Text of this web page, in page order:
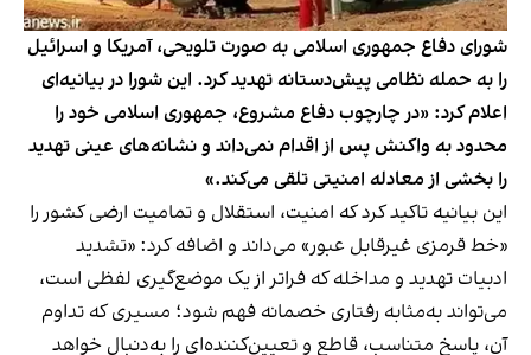
شورای دفاع جمهوری اسلامی به صورت تلویحی، آمریکا و اسرائیل
را به حمله نظامی پیش‌دستانه تهدید کرد. این شورا در بیانیه‌ای
اعلام کرد: «در چارچوب دفاع مشروع، جمهوری اسلامی خود را
محدود به واکنش پس از اقدام نمی‌داند و نشانه‌های عینی تهدید
را بخشی از معادله امنیتی تلقی می‌کند.»
این بیانیه تاکید کرد که امنیت، استقلال و تمامیت ارضی کشور را
«خط قرمزی غیرقابل عبور» می‌داند و اضافه کرد: «تشدید
ادبیات تهدید و مداخله که فراتر از یک موضع‌گیری لفظی است،
می‌تواند به‌مثابه رفتاری خصمانه فهم شود؛ مسیری که تداوم
آن، پاسخ متناسب، قاطع و تعیین‌کننده‌ای را به‌دنبال خواهد